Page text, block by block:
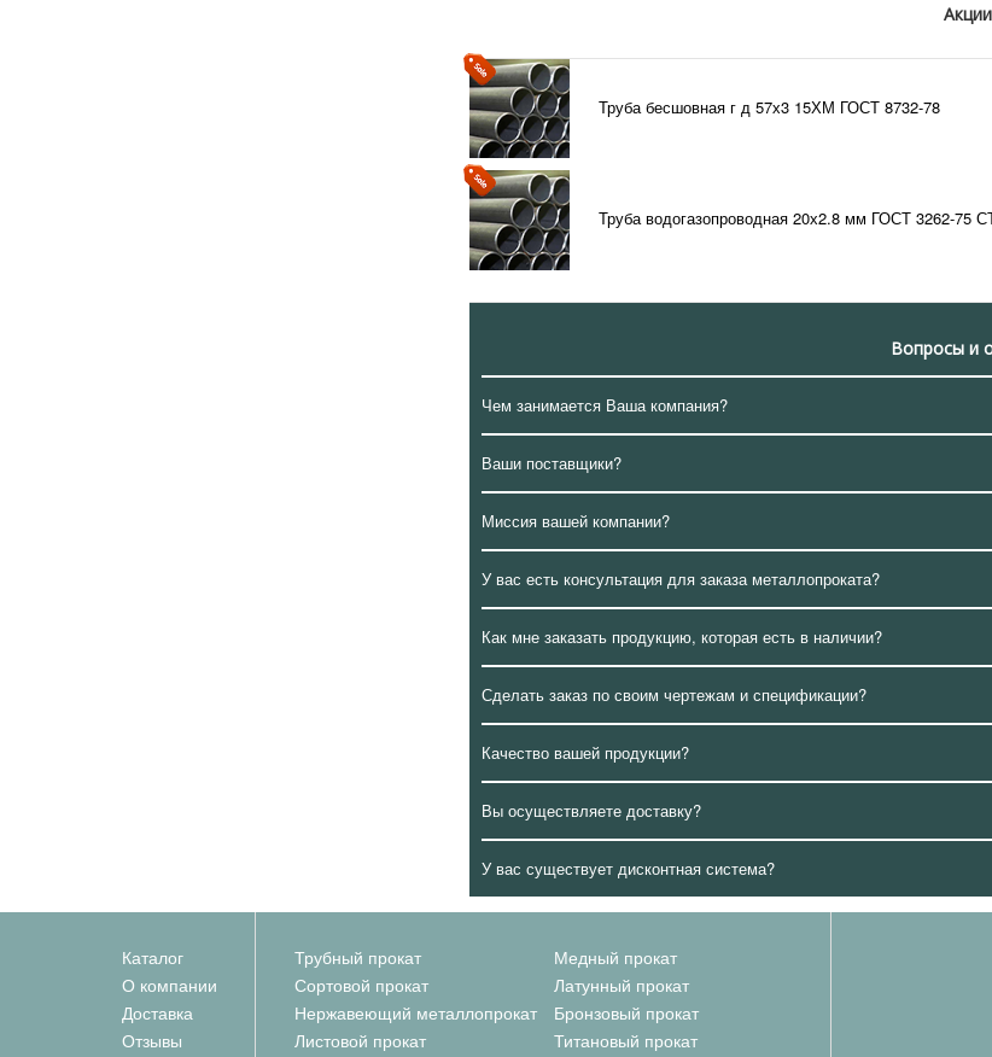
Акции
Труба бесшовная г д 57х3 15ХМ ГОСТ 8732-78
Труба водогазопроводная 20х2.8 мм ГОСТ 3262-75
Вопросы и
Чем занимается Ваша компания?
Ваши поставщики?
Миссия вашей компании?
У вас есть консультация для заказа металлопроката?
Как мне заказать продукцию, которая есть в наличии?
Сделать заказ по своим чертежам и спецификации?
Качество вашей продукции?
Вы осуществляете доставку?
У вас существует дисконтная система?
Каталог
О компании
Доставка
Отзывы
Трубный прокат
Сортовой прокат
Нержавеющий металлопрокат
Листовой прокат
Медный прокат
Латунный прокат
Бронзовый прокат
Титановый прокат